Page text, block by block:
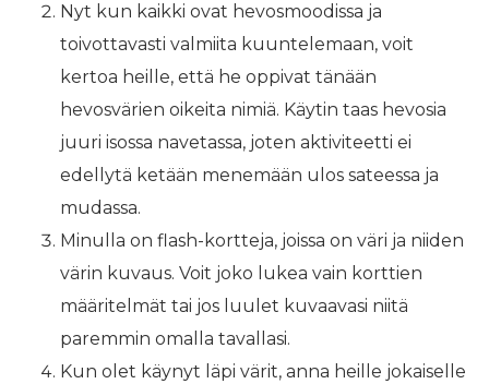
Nyt kun kaikki ovat hevosmoodissa ja
toivottavasti valmiita kuuntelemaan, voit
kertoa heille, että he oppivat tänään
hevosvärien oikeita nimiä. Käytin taas hevosia
juuri isossa navetassa, joten aktiviteetti ei
edellytä ketään menemään ulos sateessa ja
mudassa.
Minulla on flash-kortteja, joissa on väri ja niiden
värin kuvaus. Voit joko lukea vain korttien
määritelmät tai jos luulet kuvaavasi niitä
paremmin omalla tavallasi.
Kun olet käynyt läpi värit, anna heille jokaiselle